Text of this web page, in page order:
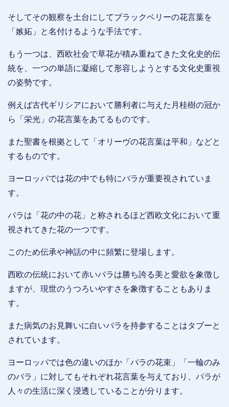
そしてその観察を土台にしてブラックベリーの花言葉を
「嫉妬」と名付けるような手法です。
もう一つは、西欧社会で草花が積み重ねてきた文化史的伝
統を、一つの単語に凝縮して形容しようとする文化史重視
の姿勢です。
例えば古代ギリシアにおいて勝利者に与えた月桂樹の冠か
ら「栄光」の花言葉をあてるものです。
また聖書を根拠として「オリーヴの花言葉は平和」などと
するものです。
ヨーロッパでは花の中でも特にバラが重要視されていま
す。
バラは「花の中の花」と称されるほど西欧文化において重
視されてきた花の一つです。
このため伝承や神話の中に頻繁に登場します。
西欧の伝統において赤いバラは勝ち誇る美と愛欲を象徴し
ますが、現世のうつろいやすさを象徴することもありま
す。
また病気のお見舞いに白いバラを持参することはタブーと
されています。
ヨーロッパでは色の違いのほか「バラの花束」「一輪のみ
のバラ」に対してもそれぞれ花言葉を与えており、バラが
人々の生活に深く浸透していることが分ります。